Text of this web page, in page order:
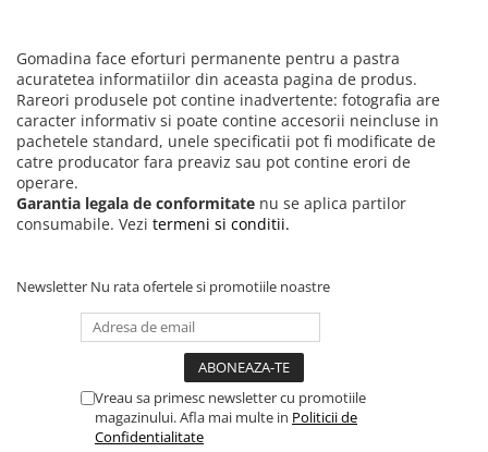
Gomadina face eforturi permanente pentru a pastra
acuratetea informatiilor din aceasta pagina de produs.
Rareori produsele pot contine inadvertente: fotografia are
caracter informativ si poate contine accesorii neincluse in
pachetele standard, unele specificatii pot fi modificate de
catre producator fara preaviz sau pot contine erori de
operare.
Garantia legala de conformitate nu se aplica partilor
consumabile. Vezi termeni si conditii.
Newsletter Nu rata ofertele si promotiile noastre
Vreau sa primesc newsletter cu promotiile
magazinului. Afla mai multe in Politicii de
Confidentialitate